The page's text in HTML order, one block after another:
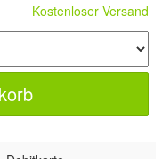
Kostenloser Versand